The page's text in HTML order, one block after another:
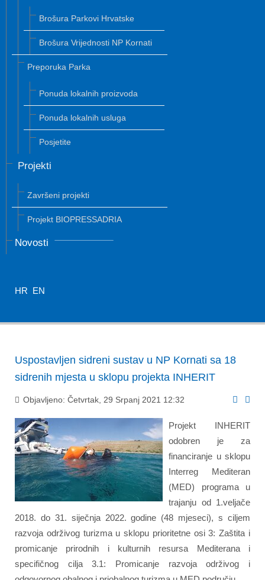
Brošura Parkovi Hrvatske
Brošura Vrijednosti NP Kornati
Preporuka Parka
Ponuda lokalnih proizvoda
Ponuda lokalnih usluga
Posjetite
Projekti
Završeni projekti
Projekt BIOPRESSADRIA
Novosti
HR EN
Uspostavljen sidreni sustav u NP Kornati sa 18
sidrenih mjesta u sklopu projekta INHERIT
Objavljeno: Četvrtak, 29 Srpanj 2021 12:32
Projekt INHERIT
odobren je za
financiranje u sklopu
Interreg Mediteran
(MED) programa u
trajanju od 1.veljače
2018. do 31. siječnja 2022. godine (48 mjeseci), s ciljem
razvoja održivog turizma u sklopu prioritetne osi 3: Zaštita i
promicanje prirodnih i kulturnih resursa Mediterana i
specifičnog cilja 3.1: Promicanje razvoja održivog i